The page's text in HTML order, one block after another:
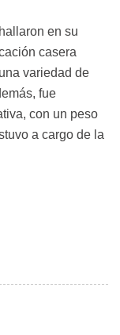
en su
casera
variedad de
fue
con un peso
a cargo de la